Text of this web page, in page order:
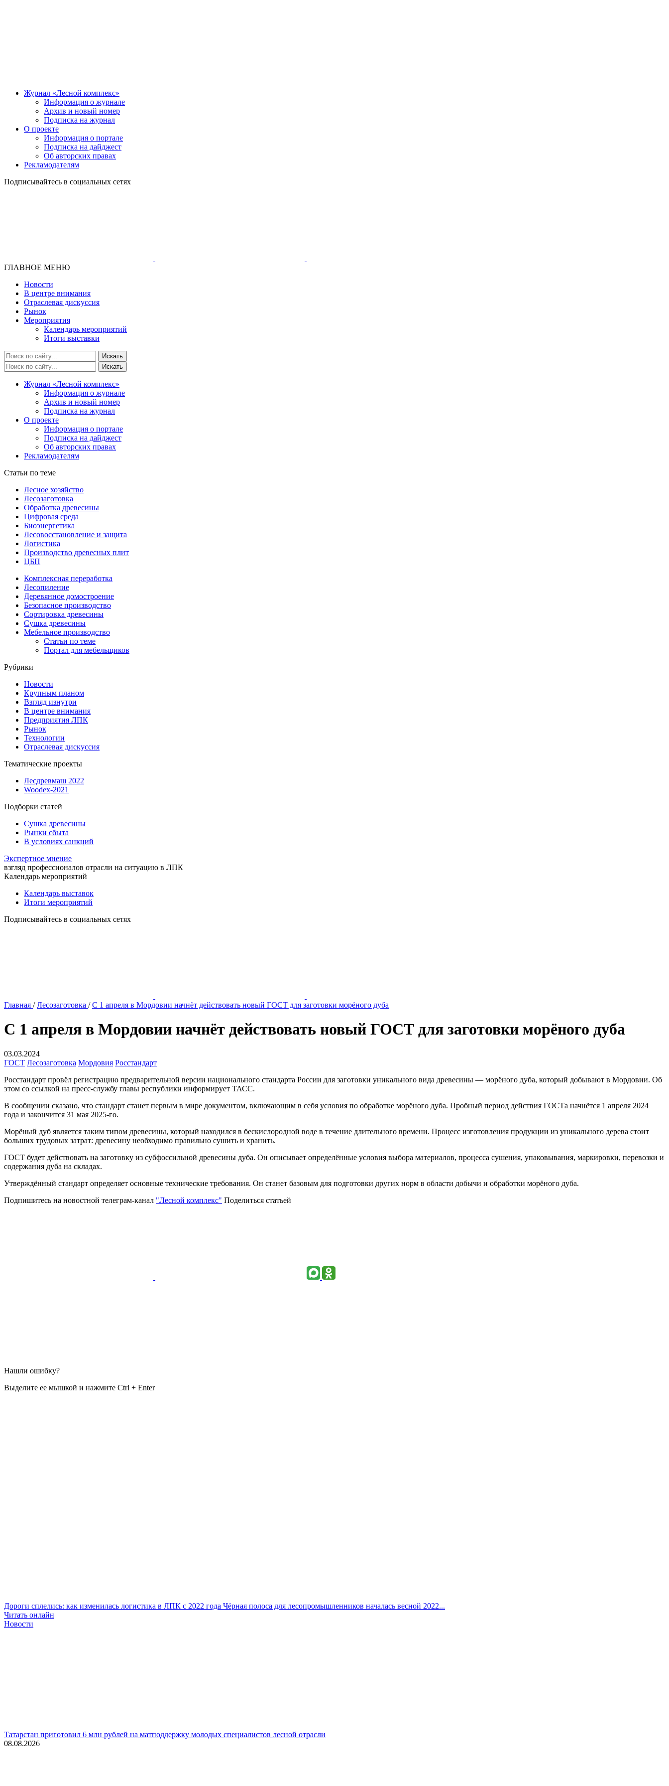
Журнал «Лесной комплекс»
Информация о журнале
Архив и новый номер
Подписка на журнал
О проекте
Информация о портале
Подписка на дайджест
Об авторских правах
Рекламодателям
Подписывайтесь в социальных сетях
ГЛАВНОЕ МЕНЮ
Новости
В центре внимания
Отраслевая дискуссия
Рынок
Мероприятия
Календарь мероприятий
Итоги выставки
Журнал «Лесной комплекс»
Информация о журнале
Архив и новый номер
Подписка на журнал
О проекте
Информация о портале
Подписка на дайджест
Об авторских правах
Рекламодателям
Статьи по теме
Лесное хозяйство
Лесозаготовка
Обработка древесины
Цифровая среда
Биоэнергетика
Лесовосстановление и защита
Логистика
Производство древесных плит
ЦБП
Комплексная переработка
Лесопиление
Деревянное домостроение
Безопасное производство
Сортировка древесины
Сушка древесины
Мебельное производство
Статьи по теме
Портал для мебельщиков
Рубрики
Новости
Крупным планом
Взгляд изнутри
В центре внимания
Предприятия ЛПК
Рынок
Технологии
Отраслевая дискуссия
Тематические проекты
Лесдревмаш 2022
Woodex-2021
Подборки статей
Сушка древесины
Рынки сбыта
В условиях санкций
Экспертное мнение
взгляд профессионалов отрасли на ситуацию в ЛПК
Календарь мероприятий
Календарь выставок
Итоги мероприятий
Подписывайтесь в социальных сетях
Главная / Лесозаготовка / С 1 апреля в Мордовии начнёт действовать новый ГОСТ для заготовки морёного дуба
С 1 апреля в Мордовии начнёт действовать новый ГОСТ для заготовки морёного дуба
03.03.2024
ГОСТ Лесозаготовка Мордовия Росстандарт
Росстандарт провёл регистрацию предварительной версии национального стандарта России для заготовки уникального вида древесины — морёного дуба, который добывают в Мордовии. Об
этом со ссылкой на пресс-службу главы республики информирует ТАСС.
В сообщении сказано, что стандарт станет первым в мире документом, включающим в себя условия по обработке морёного дуба. Пробный период действия ГОСТа начнётся 1 апреля 2024
года и закончится 31 мая 2025-го.
Морёный дуб является таким типом древесины, который находился в бескислородной воде в течение длительного времени. Процесс изготовления продукции из уникального дерева стоит
больших трудовых затрат: древесину необходимо правильно сушить и хранить.
ГОСТ будет действовать на заготовку из субфоссильной древесины дуба. Он описывает определённые условия выбора материалов, процесса сушения, упаковывания, маркировки, перевозки и
содержания дуба на складах.
Утверждённый стандарт определяет основные технические требования. Он станет базовым для подготовки других норм в области добычи и обработки морёного дуба.
Подпишитесь на новостной телеграм-канал "Лесной комплекс" Поделиться статьей
Нашли ошибку?
Выделите ее мышкой и нажмите Ctrl + Enter
Дороги сплелись: как изменилась логистика в ЛПК с 2022 года Чёрная полоса для лесопромышленников началась весной 2022...
Читать онлайн
Новости
Татарстан приготовил 6 млн рублей на матподдержку молодых специалистов лесной отрасли
08.08.2026